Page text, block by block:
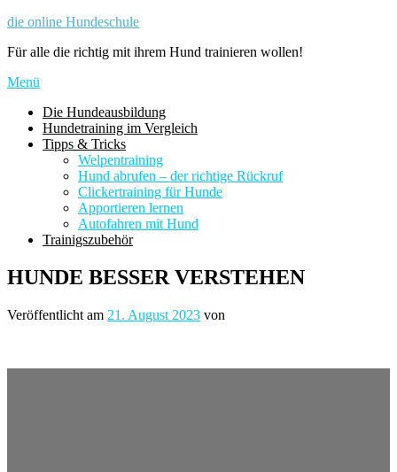
Zum
springen
die online Hundeschule
Für alle die richtig mit ihrem Hund trainieren wollen!
Menü
Die Hundeausbildung
Hundetraining im Vergleich
Tipps & Tricks
Welpentraining
Hund abrufen – der richtige Rückruf
Clickertraining für Hunde
Apportieren lernen
Autofahren mit Hund
Trainigszubehör
HUNDE BESSER VERSTEHEN
Veröffentlicht am 21. August 2023 von